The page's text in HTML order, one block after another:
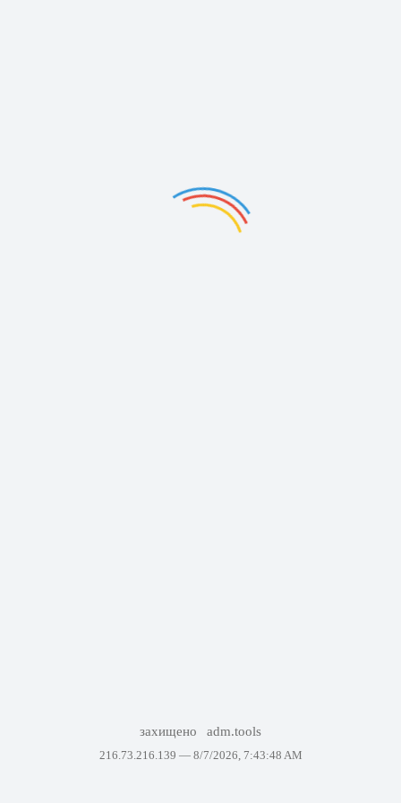
захищено adm.tools
216.73.216.139 — 8/7/2026, 7:43:48 AM